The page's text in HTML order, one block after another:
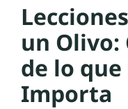
un Olivo:
de lo
Importa